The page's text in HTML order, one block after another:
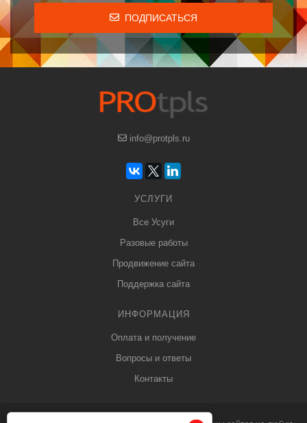
ПОДПИСАТЬСЯ
info@protpls.ru
УСЛУГИ
Все Усуги
Разовые работы
Продвижение сайта
Поддержка сайта
ИНФОРМАЦИЯ
Оплата и получение
Вопросы и ответы
Контакты